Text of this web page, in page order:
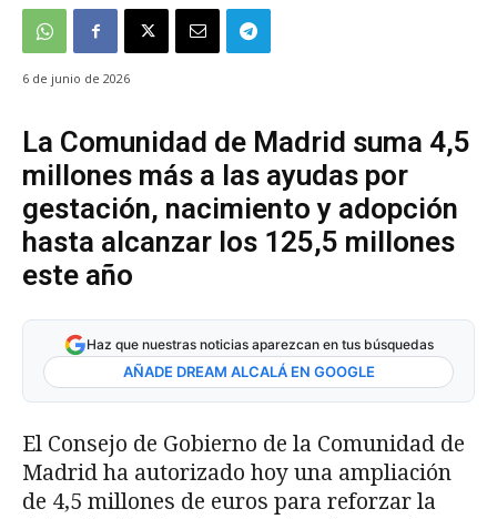
6 de junio de 2026
La Comunidad de Madrid suma 4,5
millones más a las ayudas por
gestación, nacimiento y adopción
hasta alcanzar los 125,5 millones
este año
Haz que nuestras noticias aparezcan en tus búsquedas
AÑADE DREAM ALCALÁ EN GOOGLE
El Consejo de Gobierno de la Comunidad de
Madrid ha autorizado hoy una ampliación
de 4,5 millones de euros para reforzar la